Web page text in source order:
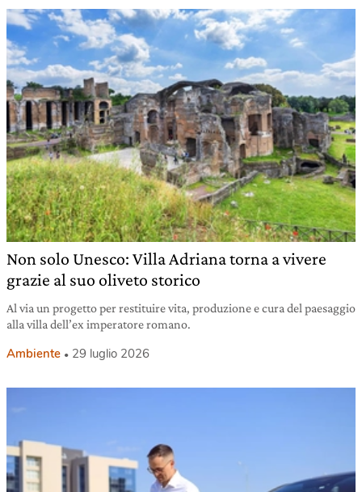
Non solo Unesco: Villa Adriana torna a vivere
grazie al suo oliveto storico
Al via un progetto per restituire vita, produzione e cura del paesaggio
alla villa dell’ex imperatore romano.
Ambiente 29 luglio 2026